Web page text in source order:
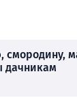
дачникам